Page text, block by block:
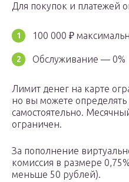
Для покупок и платежей
100 000 ₽
Обслуживание — 0%
Лимит денег на карте
но вы можете
самостоятельно.
ограничен.
За пополнение
комиссия в размере
меньше 50 рублей).